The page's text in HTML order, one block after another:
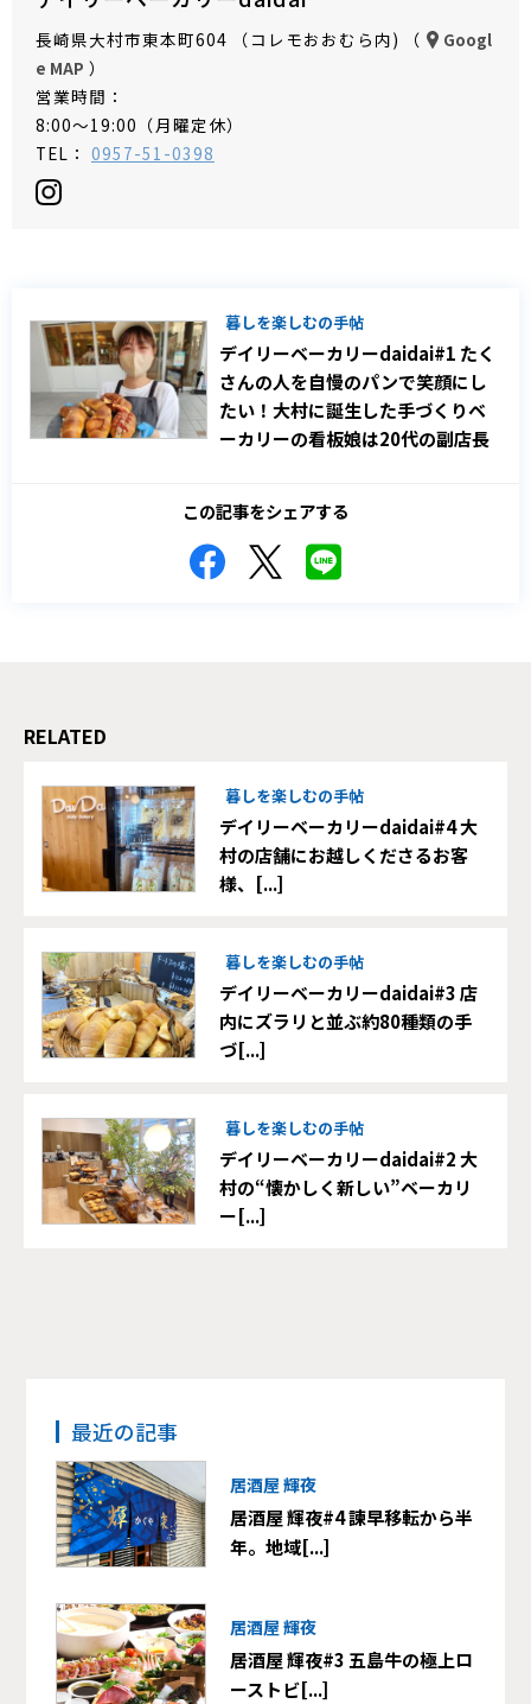
長崎県大村市東本町604 （コレモおおむら内) （
Googl
e MAP ）
営業時間：
8:00～19:00（月曜定休）
TEL： 0957-51-0398
暮しを楽しむの手帖
デイリーベーカリーdaidai#1 たく
さんの人を自慢のパンで笑顔にし
たい！大村に誕生した手づくりベ
ーカリーの看板娘は20代の副店長
この記事をシェアする
RELATED
暮しを楽しむの手帖
デイリーベーカリーdaidai#4 大
村の店舗にお越しくださるお客
様、[...]
暮しを楽しむの手帖
デイリーベーカリーdaidai#3 店
内にズラリと並ぶ約80種類の手
づ[...]
暮しを楽しむの手帖
デイリーベーカリーdaidai#2 大
村の“懐かしく新しい”ベーカリ
ー[...]
最近の記事
居酒屋 輝夜
居酒屋 輝夜#4 諫早移転から半
年。地域[...]
居酒屋 輝夜
居酒屋 輝夜#3 五島牛の極上ロ
ーストビ[...]